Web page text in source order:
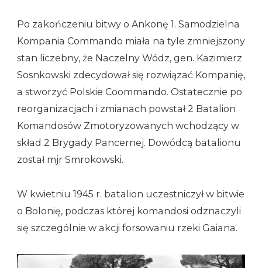
Po zakończeniu bitwy o Ankonę 1. Samodzielna
Kompania Commando miała na tyle zmniejszony
stan liczebny, że Naczelny Wódz, gen. Kazimierz
Sosnkowski zdecydował się rozwiązać Kompanię,
a stworzyć Polskie Coommando. Ostatecznie po
reorganizacjach i zmianach powstał 2 Batalion
Komandosów Zmotoryzowanych wchodzący w
skład 2 Brygady Pancernej. Dowódcą batalionu
został mjr Smrokowski.
W kwietniu 1945 r. batalion uczestniczył w bitwie
o Bolonię, podczas której komandosi odznaczyli
się szczególnie w akcji forsowaniu rzeki Gaiana.